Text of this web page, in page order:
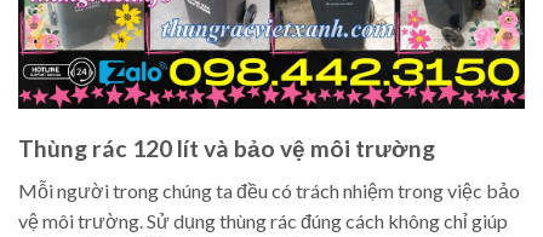
Thùng rác 120 lít và bảo vệ môi trường
Mỗi người trong chúng ta đều có trách nhiệm trong việc bảo
vệ môi trường. Sử dụng thùng rác đúng cách không chỉ giúp